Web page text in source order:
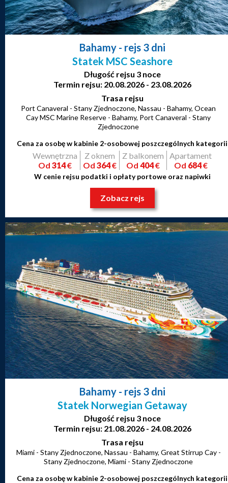
Bahamy- rejs 3 dni
Statek MSC Seashore
Długość rejsu 3 noce
Termin rejsu: 20.08.2026 - 23.08.2026
Trasa rejsu
Port Canaveral - Stany Zjednoczone, Nassau - Bahamy, Ocean
Cay MSC Marine Reserve - Bahamy, Port Canaveral - Stany
Zjednoczone
Cena za osobę w kabinie 2-osobowej poszczególnych kategorii
Wewnętrzna
Od 314€
Z oknem
Od 364€
Z balkonem
Od 404€
Apartament
Od 684€
W cenie rejsu podatki i opłaty portowe oraz napiwki
Zobacz rejs
Bahamy- rejs 3 dni
Statek Norwegian Getaway
Długość rejsu 3 noce
Termin rejsu: 21.08.2026 - 24.08.2026
Trasa rejsu
Miami - Stany Zjednoczone, Nassau - Bahamy, Great Stirrup Cay -
Stany Zjednoczone, Miami - Stany Zjednoczone
Cena za osobę w kabinie 2-osobowej poszczególnych kategorii